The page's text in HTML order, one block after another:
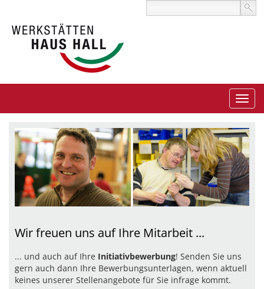
Wir freuen uns auf Ihre Mitarbeit ...
... und auch auf Ihre Initiativbewerbung! Senden Sie uns
gern auch dann Ihre Bewerbungsunterlagen, wenn aktuell
keines unserer Stellenangebote für Sie infrage kommt.